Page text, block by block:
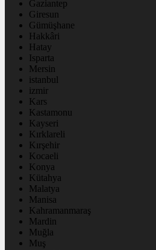
Gaziantep
Giresun
Gümüşhane
Hakkâri
Hatay
Isparta
Mersin
istanbul
izmir
Kars
Kastamonu
Kayseri
Kırklareli
Kırşehir
Kocaeli
Konya
Kütahya
Malatya
Manisa
Kahramanmaraş
Mardin
Muğla
Muş